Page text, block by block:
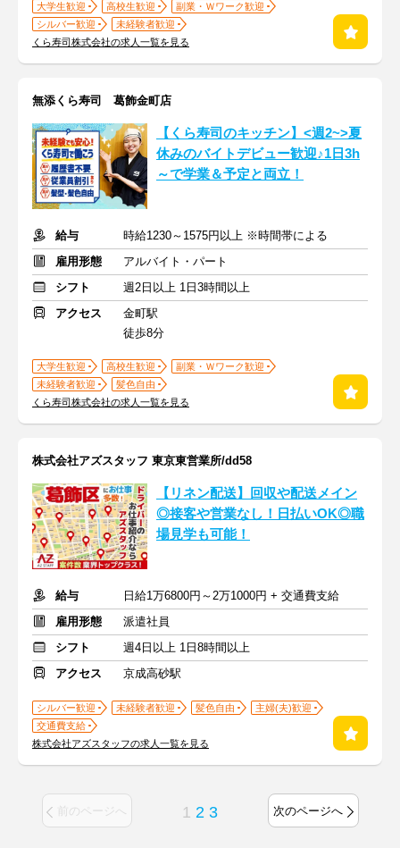
大学生歓迎 高校生歓迎
副業・Ｗワーク歓迎
シルバー歓迎
未経験者歓迎
くら寿司株式会社の求人一覧を見る
無添くら寿司 葛飾金町店
【くら寿司のキッチン】<週2~>夏
休みのバイトデビュー歓迎♪1日3h
～で学業＆予定と両立！
給与
時給1230～1575円以上 ※時間帯による
雇用形態
アルバイト・パート
シフト
週2日以上 1日3時間以上
アクセス
金町駅
徒歩8分
大学生歓迎 高校生歓迎
副業・Ｗワーク歓迎
未経験者歓迎
髪色自由
くら寿司株式会社の求人一覧を見る
株式会社アズスタッフ 東京東営業所/dd58
【リネン配送】回収や配送メイン
◎接客や営業なし！日払いOK◎職
場見学も可能！
給与
日給1万6800円～2万1000円 + 交通費支給
雇用形態
派遣社員
シフト
週4日以上 1日8時間以上
アクセス
京成高砂駅
シルバー歓迎 未経験者歓迎 髪色自由
主婦(夫)歓迎
交通費支給
株式会社アズスタッフの求人一覧を見る
前のページへ 1 2 3 次のページへ